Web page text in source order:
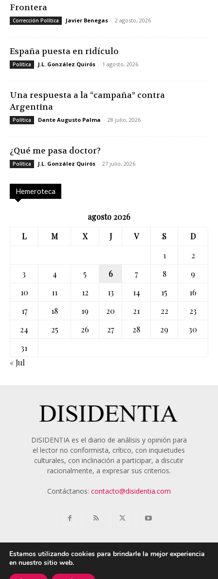
Frontera
Corrección Política Javier Benegas - 2 agosto, 2026
España puesta en ridículo
Política J.L. González Quirós - 1 agosto, 2026
Una respuesta a la “campaña” contra
Argentina
Política Dante Augusto Palma - 28 julio, 2026
¿Qué me pasa doctor?
Política J.L. González Quirós - 27 julio, 2026
Hemeroteca
agosto 2026
L
M X J V S
D
1
2
3
4 5 6 7 8
9
10
11 12 13 14 15
16
17
18 19 20 21 22
23
24
25 26 27 28 29
30
31
« Jul
DISIDENTIA es el diario de análisis y opinión para
el lector no conformista, crítico, con inquietudes
culturales, con inclinación a participar, a discutir
racionalmente, a expresar sus criterios.
Contáctanos: contacto@disidentia.com
Estamos utilizando cookies para brindarle la mejor experiencia
en nuestro sitio web.